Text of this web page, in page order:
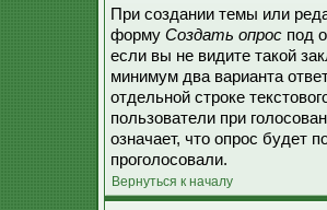
При создании темы или
форму Создать опрос под
если вы не видите такой
минимум два варианта
отдельной строке
пользователи при
означает, что опрос будет
проголосовали.
Вернуться к началу